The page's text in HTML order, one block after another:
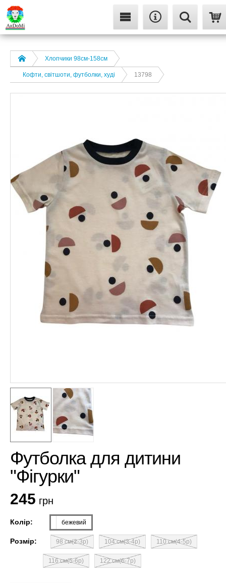
Хлопчики 98см-158см
Кофти, світшоти, футболки, худі 13798
Футболка для дитини
"Фігурки"
245 грн
Колір: бежевий
Розмір: 98 см(2-3р) 104 см(3-4р) 110 см(4-5р)
116 см(5-6р) 122 см(6-7р)